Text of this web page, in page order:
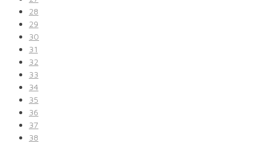
28
29
30
31
32
33
34
35
36
37
38